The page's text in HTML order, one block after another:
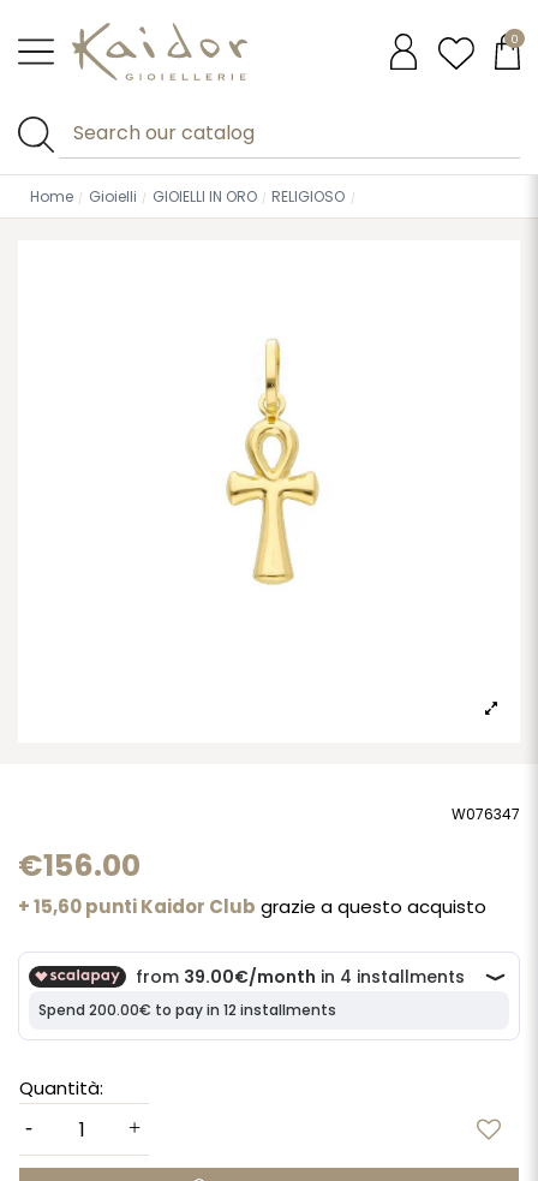
0
Home Gioielli GIOIELLI IN ORO RELIGIOSO
W076347
€156.00
+ 15,60 punti Kaidor Club grazie a questo acquisto
Quantità: